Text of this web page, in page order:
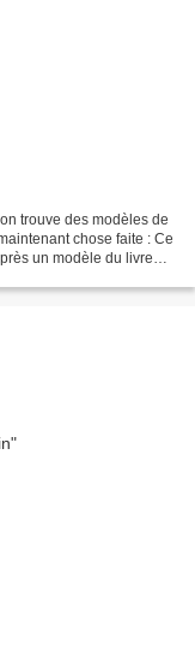
trouve des modèles de
chose faite : Ce
un modèle du livre